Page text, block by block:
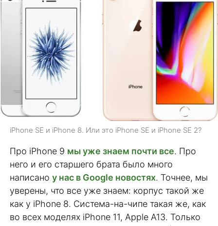
iPhone SE и iPhone 8. Или это iPhone SE и iPhone SE 2?
Про iPhone 9 мы уже знаем почти все. Про
него и его старшего брата было много
написано у нас в Google новостях. Точнее, мы
уверены, что все уже знаем: корпус такой же
как у iPhone 8. Система-на-чипе такая же, как
во всех моделях iPhone 11, Apple A13. Только